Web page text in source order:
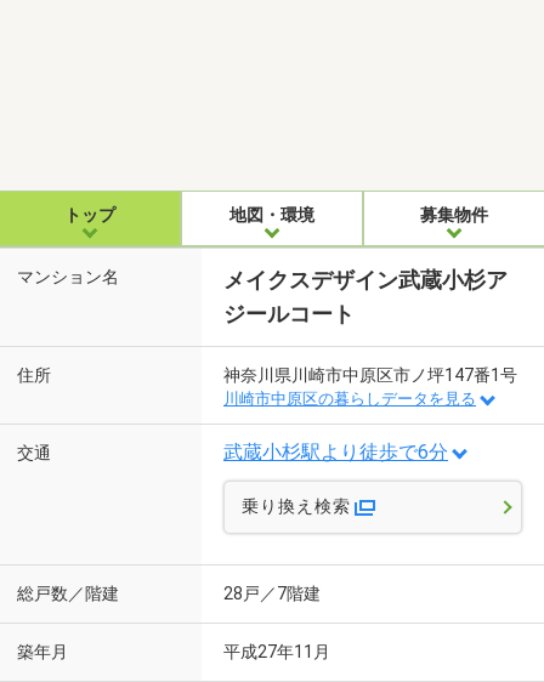
トップ 地図・環境 募集物件
マンション名
メイクスデザイン武蔵小杉ア
ジールコート
住所 神奈川県川崎市中原区市ノ坪147番1号
川崎市中原区の暮らしデータを見る
交通 武蔵小杉駅より徒歩で6分
乗り換え検索
総戸数／階建 28戸／7階建
築年月 平成27年11月